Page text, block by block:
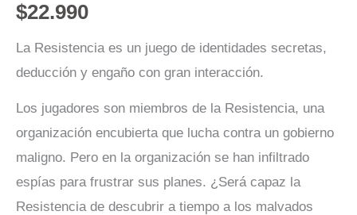
$22.990
La Resistencia es un juego de identidades secretas,
deducción y engaño con gran interacción.
Los jugadores son miembros de la Resistencia, una
organización encubierta que lucha contra un gobierno
maligno. Pero en la organización se han infiltrado
espías para frustrar sus planes. ¿Será capaz la
Resistencia de descubrir a tiempo a los malvados